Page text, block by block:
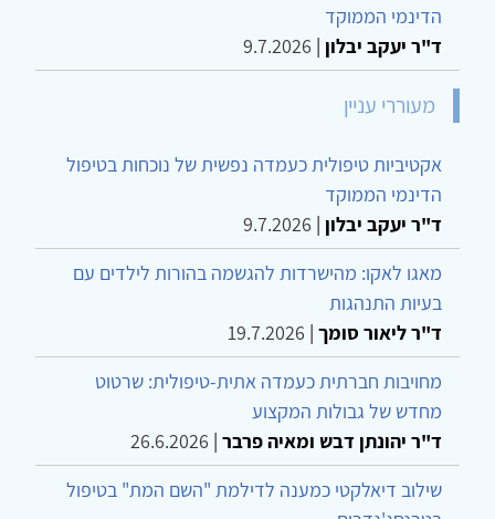
הדינמי הממוקד
ד"ר יעקב יבלון |
9.7.2026
מעוררי עניין
אקטיביות טיפולית כעמדה נפשית של נוכחות בטיפול
הדינמי הממוקד
ד"ר יעקב יבלון |
9.7.2026
מאגו לאקו: מהישרדות להגשמה בהורות לילדים עם
בעיות התנהגות
ד"ר ליאור סומך |
19.7.2026
מחויבות חברתית כעמדה אתית-טיפולית: שרטוט
מחדש של גבולות המקצוע
ד"ר יהונתן דבש ומאיה פרבר |
26.6.2026
שילוב דיאלקטי כמענה לדילמת "השם המת" בטיפול